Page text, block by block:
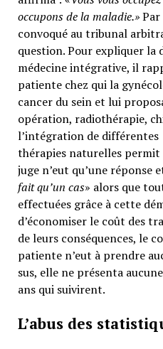
occupons de la maladie.»
convoqué au tribunal
question. Pour expliquer la
médecine intégrative, il
patiente chez qui la
cancer du sein et lui
opération, radiothérapie,
l’intégration de différentes
thérapies naturelles permit
juge n’eut qu’une réponse
fait qu’un cas» alors que
effectuées grâce à cette
d’économiser le coût des
de leurs conséquences, le
patiente n’eut à prendre
sus, elle ne présenta
ans qui suivirent.
L’abus des